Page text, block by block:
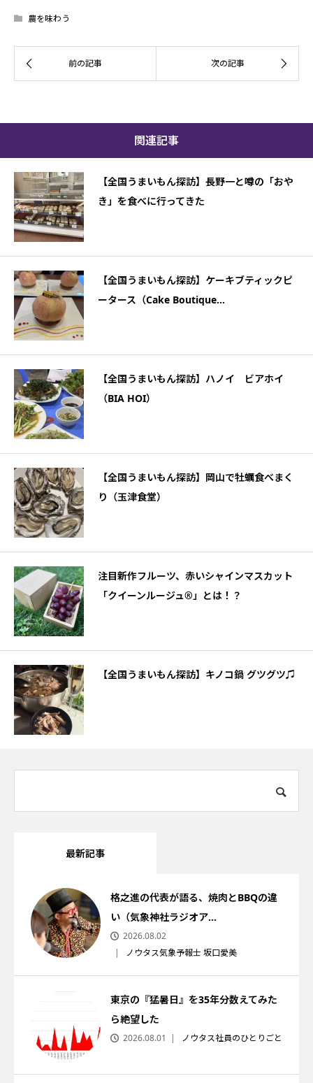
農を味わう
関連記事
【全国うまいもん探訪】長野一と噂の「おや
き」を食べに行ってきた
【全国うまいもん探訪】ケーキブティックピ
ータース（Cake Boutique...
【全国うまいもん探訪】ハノイ ビアホイ
（BIA HOI）
【全国うまいもん探訪】岡山で牡蠣食べまく
り（玉津食堂）
注目新作フルーツ、赤いシャインマスカット
「クイーンルージュ®」とは！？
【全国うまいもん探訪】キノコ鍋 グツグツ♫
最新記事
格之進の代表が語る、焼肉とBBQの違
い（気象神社ラジオア...
2026.08.02
ノウタス気象予報士 坂口愛美
東京の『猛暑日』を35年分数えてみた
ら絶望した
2026.08.01 ノウタス社員のひとりごと